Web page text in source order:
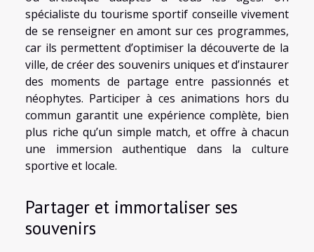
spécialiste du tourisme sportif conseille vivement
de se renseigner en amont sur ces programmes,
car ils permettent d’optimiser la découverte de la
ville, de créer des souvenirs uniques et d’instaurer
des moments de partage entre passionnés et
néophytes. Participer à ces animations hors du
commun garantit une expérience complète, bien
plus riche qu’un simple match, et offre à chacun
une immersion authentique dans la culture
sportive et locale.
Partager et immortaliser ses
souvenirs